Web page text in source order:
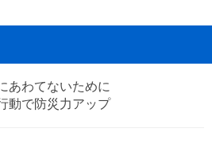
あわてないために
動で防災力アップ